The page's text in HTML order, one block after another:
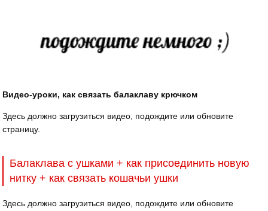
Видео-уроки, как связать балаклаву крючком
Здесь должно загрузиться видео, подождите или обновите
страницу.
Балаклава с ушками + как присоединить новую
нитку + как связать кошачьи ушки
Здесь должно загрузиться видео, подождите или обновите